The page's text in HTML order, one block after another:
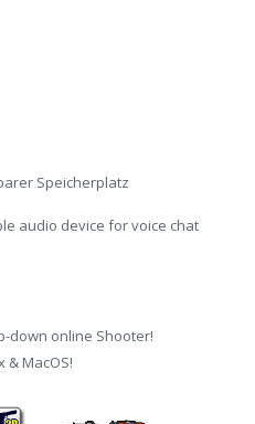
Speicherplatz
audio device for voice chat
down online Shooter!
& MacOS!